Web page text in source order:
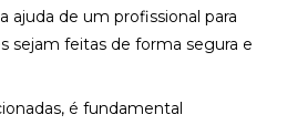
ajuda de um profissional para
sejam feitas de forma segura e
é fundamental